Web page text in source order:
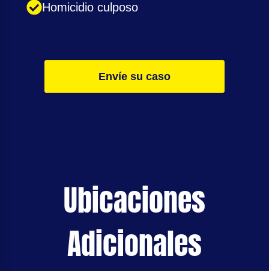
Homicidio culposo
Envíe su caso
Ubicaciones
Adicionales